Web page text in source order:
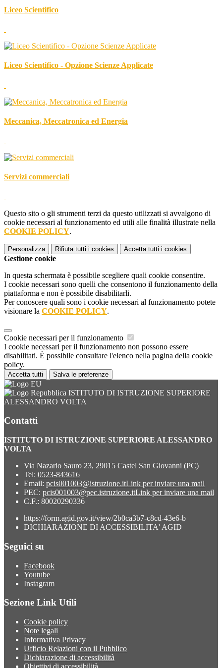
Liceo Scientifico
Liceo Scientifico - Opzione Scienze Applicate
Meccanica, Meccatronica ed Energia
Servizi commerciali
Questo sito o gli strumenti terzi da questo utilizzati si avvalgono di
cookie necessari al funzionamento ed utili alle finalità illustrate nella
COOKIE POLICY.
Personalizza Rifiuta tutti i cookies Accetta tutti i cookies
Gestione cookie
In questa schermata è possibile scegliere quali cookie consentire.
I cookie necessari sono quelli che consentono il funzionamento della
piattaforma e non è possibile disabilitarli.
Per conoscere quali sono i cookie necessari al funzionamento potete
visionare la COOKIE POLICY.
Cookie necessari per il funzionamento
I cookie necessari per il funzionamento non possono essere
disabilitati. È possibile consultare l'elenco nella pagina della cookie
policy.
Accetta tutti Salva le preferenze
ISTITUTO DI ISTRUZIONE SUPERIORE
ALESSANDRO VOLTA
Contatti
ISTITUTO DI ISTRUZIONE SUPERIORE ALESSANDRO
VOLTA
Via Nazario Sauro 23, 29015 Castel San Giovanni (PC)
Tel: 0523-843616
Email: pcis001003@istruzione.itLink per inviare una mail
PEC: pcis001003@pec.istruzione.itLink per inviare una mail
C.F.: 80020290336
https://form.agid.gov.it/view/2b0ca3b7-c8cd-43e6-b
DICHIARAZIONE DI ACCESSIBILITA' AGID
Seguici su
Facebook
Youtube
Instagram
Sezione Link Utili
Cookie policy
Note legali
Informativa Privacy
Ufficio Relazioni con il Pubblico
Dichiarazione di accessibilità
Obiettivi di accessibilità